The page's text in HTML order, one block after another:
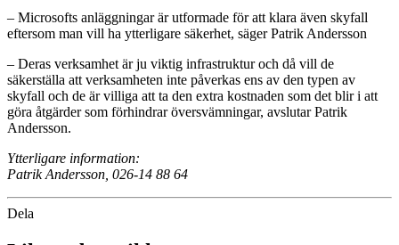
– Microsofts anläggningar är utformade för att klara även skyfall
eftersom man vill ha ytterligare säkerhet, säger Patrik Andersson
– Deras verksamhet är ju viktig infrastruktur och då vill de
säkerställa att verksamheten inte påverkas ens av den typen av
skyfall och de är villiga att ta den extra kostnaden som det blir i att
göra åtgärder som förhindrar översvämningar, avslutar Patrik
Andersson.
Ytterligare information:
Patrik Andersson, 026-14 88 64
Dela